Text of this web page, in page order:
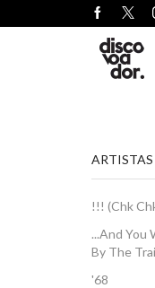
ARTISTAS
!!! (Chk
...And You
By The
'68